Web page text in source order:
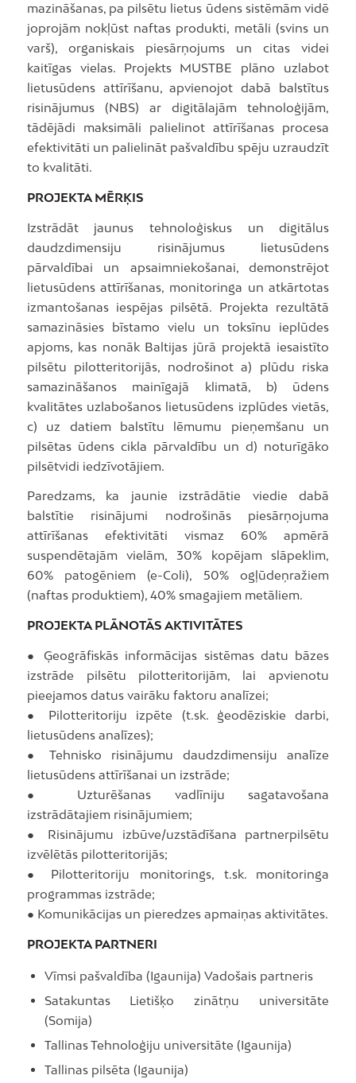
mazināšanas, pa pilsētu lietus ūdens sistēmām vidē
joprojām nokļūst naftas produkti, metāli (svins un
varš), organiskais piesārņojums un citas videi
kaitīgas vielas. Projekts MUSTBE plāno uzlabot
lietusūdens attīrīšanu, apvienojot dabā balstītus
risinājumus (NBS) ar digitālajām tehnoloģijām,
tādējādi maksimāli palielinot attīrīšanas procesa
efektivitāti un palielināt pašvaldību spēju uzraudzīt
to kvalitāti.
PROJEKTA MĒRĶIS
Izstrādāt jaunus tehnoloģiskus un digitālus
daudzdimensiju risinājumus lietusūdens
pārvaldībai un apsaimniekošanai, demonstrējot
lietusūdens attīrīšanas, monitoringa un atkārtotas
izmantošanas iespējas pilsētā. Projekta rezultātā
samazināsies bīstamo vielu un toksīnu ieplūdes
apjoms, kas nonāk Baltijas jūrā projektā iesaistīto
pilsētu pilotteritorijās, nodrošinot a) plūdu riska
samazināšanos mainīgajā klimatā, b) ūdens
kvalitātes uzlabošanos lietusūdens izplūdes vietās,
c) uz datiem balstītu lēmumu pieņemšanu un
pilsētas ūdens cikla pārvaldību un d) noturīgāko
pilsētvidi iedzīvotājiem.
Paredzams, ka jaunie izstrādātie viedie dabā
balstītie risinājumi nodrošinās piesārņojuma
attīrīšanas efektivitāti vismaz 60% apmērā
suspendētajām vielām, 30% kopējam slāpeklim,
60% patogēniem (e-Coli), 50% ogļūdeņražiem
(naftas produktiem), 40% smagajiem metāliem.
PROJEKTA PLĀNOTĀS AKTIVITĀTES
● Ģeogrāfiskās informācijas sistēmas datu bāzes
izstrāde pilsētu pilotteritorijām, lai apvienotu
pieejamos datus vairāku faktoru analīzei;
● Pilotteritoriju izpēte (t.sk. ģeodēziskie darbi,
lietusūdens analīzes);
● Tehnisko risinājumu daudzdimensiju analīze
lietusūdens attīrīšanai un izstrāde;
● Uzturēšanas vadlīniju sagatavošana
izstrādātajiem risinājumiem;
● Risinājumu izbūve/uzstādīšana partnerpilsētu
izvēlētās pilotteritorijās;
● Pilotteritoriju monitorings, t.sk. monitoringa
programmas izstrāde;
● Komunikācijas un pieredzes apmaiņas aktivitātes.
PROJEKTA PARTNERI
Vīmsi pašvaldība (Igaunija) Vadošais partneris
Satakuntas Lietišķo zinātņu universitāte
(Somija)
Tallinas Tehnoloģiju universitāte (Igaunija)
Tallinas pilsēta (Igaunija)